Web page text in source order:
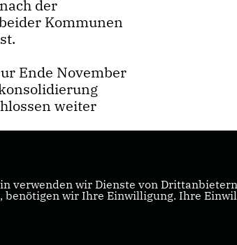
der
Kommunen
Ende November
weiter
verwenden wir Dienste von
benötigen wir Ihre Einwilligung. Ihre